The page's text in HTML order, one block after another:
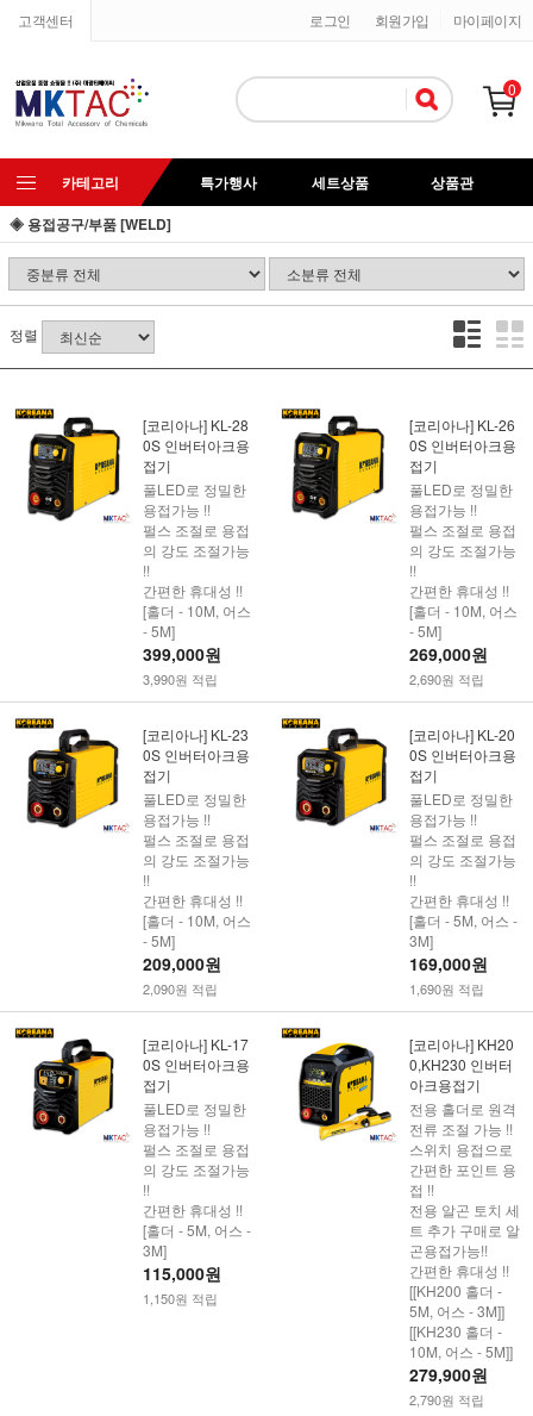
고객센터 마이페이지
회원가입
로그인
0
카테고리 특가행사 세트상품
상품관
◈ 용접공구/부품 [WELD]
정렬
[코리아나] KL-28
0S 인버터아크용
접기
풀LED로 정밀한
용접가능 !!
펄스 조절로 용접
의 강도 조절가능
!!
간편한 휴대성 !!
[홀더 - 10M, 어스
- 5M]
399,000원
3,990원 적립
[코리아나] KL-26
0S 인버터아크용
접기
풀LED로 정밀한
용접가능 !!
펄스 조절로 용접
의 강도 조절가능
!!
간편한 휴대성 !!
[홀더 - 10M, 어스
- 5M]
269,000원
2,690원 적립
[코리아나] KL-23
0S 인버터아크용
접기
풀LED로 정밀한
용접가능 !!
펄스 조절로 용접
의 강도 조절가능
!!
간편한 휴대성 !!
[홀더 - 10M, 어스
- 5M]
209,000원
2,090원 적립
[코리아나] KL-20
0S 인버터아크용
접기
풀LED로 정밀한
용접가능 !!
펄스 조절로 용접
의 강도 조절가능
!!
간편한 휴대성 !!
[홀더 - 5M, 어스 -
3M]
169,000원
1,690원 적립
[코리아나] KL-17
0S 인버터아크용
접기
풀LED로 정밀한
용접가능 !!
펄스 조절로 용접
의 강도 조절가능
!!
간편한 휴대성 !!
[홀더 - 5M, 어스 -
3M]
115,000원
1,150원 적립
[코리아나] KH20
0,KH230 인버터
아크용접기
전용 홀더로 원격
전류 조절 가능 !!
스위치 용접으로
간편한 포인트 용
접 !!
전용 알곤 토치 세
트 추가 구매로 알
곤용접가능!!
간편한 휴대성 !!
[[KH200 홀더 -
5M, 어스 - 3M]]
[[KH230 홀더 -
10M, 어스 - 5M]]
279,900원
2,790원 적립